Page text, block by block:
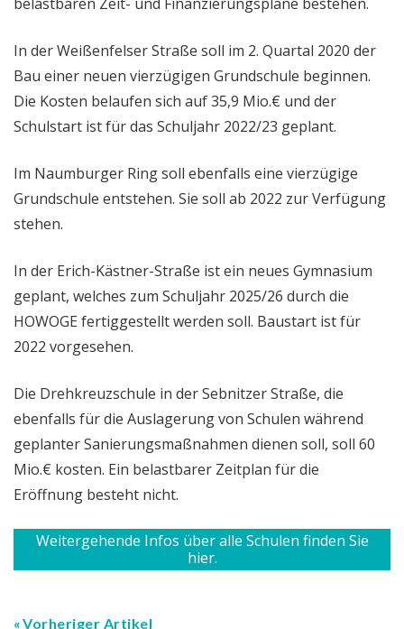
In der Weißenfelser Straße soll im 2. Quartal 2020 der
Bau einer neuen vierzügigen Grundschule beginnen.
Die Kosten belaufen sich auf 35,9 Mio.€ und der
Schulstart ist für das Schuljahr 2022/23 geplant.
Im Naumburger Ring soll ebenfalls eine vierzügige
Grundschule entstehen. Sie soll ab 2022 zur Verfügung
stehen.
In der Erich-Kästner-Straße ist ein neues Gymnasium
geplant, welches zum Schuljahr 2025/26 durch die
HOWOGE fertiggestellt werden soll. Baustart ist für
2022 vorgesehen.
Die Drehkreuzschule in der Sebnitzer Straße, die
ebenfalls für die Auslagerung von Schulen während
geplanter Sanierungsmaßnahmen dienen soll, soll 60
Mio.€ kosten. Ein belastbarer Zeitplan für die
Eröffnung besteht nicht.
Weitergehende Infos über alle Schulen finden Sie
hier.
Vorheriger Artikel